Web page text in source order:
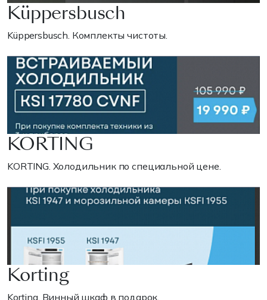
Küppersbusch
Küppersbusch. Комплекты чистоты.
KORTING
KORTING. Холодильник по специальной цене.
Korting
Korting. Винный шкаф в подарок.